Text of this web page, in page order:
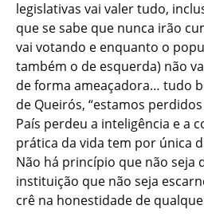
legislativas vai valer tudo,
que se sabe que nunca irão
vai votando e enquanto o
também o de esquerda) não
de forma ameaçadora… tudo
de Queirós, “estamos
País perdeu a inteligência e a
prática da vida tem por única
Não há princípio que não seja
instituição que não seja
crê na honestidade de